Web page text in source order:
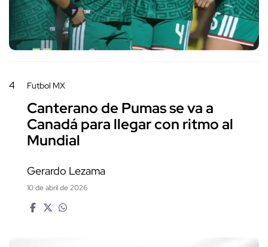
4 Futbol MX
Canterano de Pumas se va a
Canadá para llegar con ritmo al
Mundial
Gerardo Lezama
10 de abril de 2026